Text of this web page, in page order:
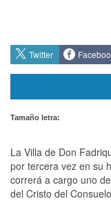
Twitter
Tamaño letra:
La Villa de Don
por tercera vez en su
correrá a cargo uno
del Cristo del